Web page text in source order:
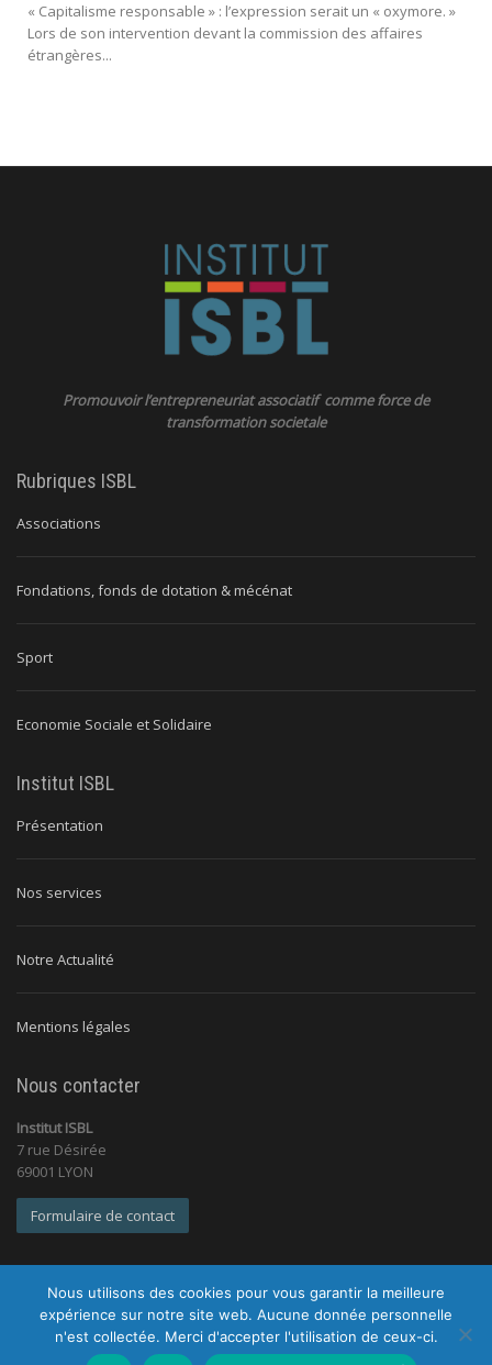
« Capitalisme responsable » : l’expression serait un « oxymore. »
Lors de son intervention devant la commission des affaires
étrangères...
Promouvoir l’entrepreneuriat associatif comme force de
transformation societale
Rubriques ISBL
Associations
Fondations, fonds de dotation & mécénat
Sport
Economie Sociale et Solidaire
Institut ISBL
Présentation
Nos services
Notre Actualité
Mentions légales
Nous contacter
Institut ISBL
7 rue Désirée
69001 LYON
Formulaire de contact
© 2026 Institut ISBL |Tous droits réservés |Mentions légales
Nous utilisons des cookies pour vous garantir la meilleure
expérience sur notre site web. Aucune donnée personnelle
n'est collectée. Merci d'accepter l'utilisation de ceux-ci.